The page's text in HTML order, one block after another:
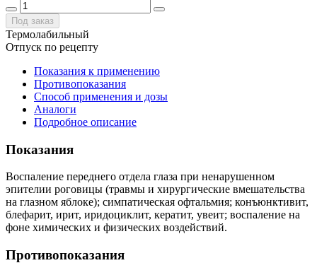
Под заказ
Термолабильный
Отпуск по рецепту
Показания к применению
Противопоказания
Способ применения и дозы
Аналоги
Подробное описание
Показания
Воспаление переднего отдела глаза при ненарушенном
эпителии роговицы (травмы и хирургические вмешательства
на глазном яблоке); симпатическая офтальмия; конъюнктивит,
блефарит, ирит, иридоциклит, кератит, увеит; воспаление на
фоне химических и физических воздействий.
Противопоказания